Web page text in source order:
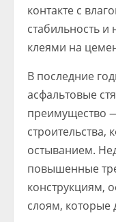
контакте с
стабильность
клеями на
В последние
асфальтовые
преимущество
строительства,
остыванием.
повышенные
конструкциям,
слоям,